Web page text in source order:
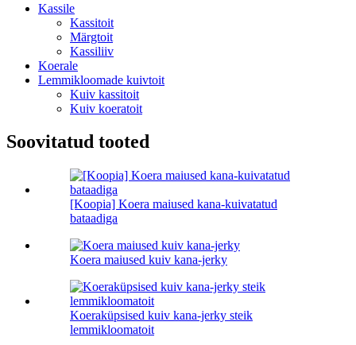
Kassile
Kassitoit
Märgtoit
Kassiliiv
Koerale
Lemmikloomade kuivtoit
Kuiv kassitoit
Kuiv koeratoit
Soovitatud tooted
[Koopia] Koera maiused kana-kuivatatud
bataadiga
Koera maiused kuiv kana-jerky
Koeraküpsised kuiv kana-jerky steik
lemmikloomatoit